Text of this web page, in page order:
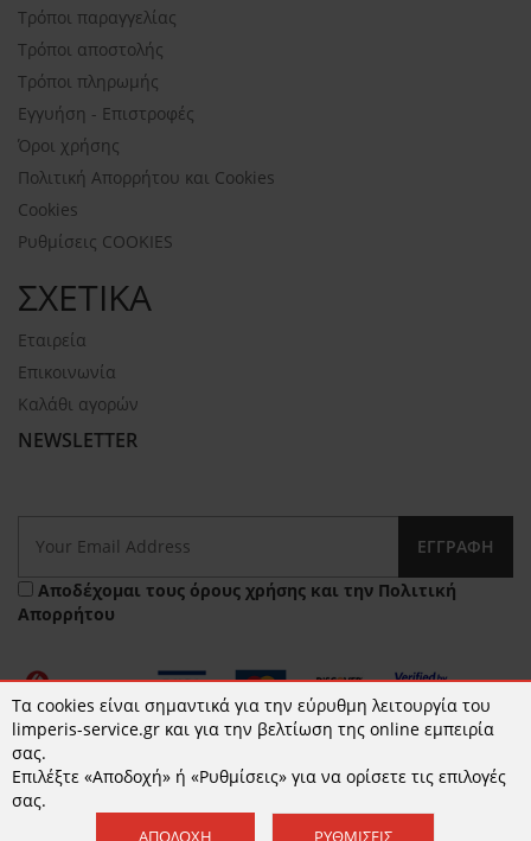
Τρόποι παραγγελίας
Τρόποι αποστολής
Τρόποι πληρωμής
Εγγυήση - Επιστροφές
Όροι χρήσης
Πολιτική Απορρήτου και Cookies
Cookies
Ρυθμίσεις COOKIES
ΣΧΕΤΙΚΑ
Εταιρεία
Επικοινωνία
Καλάθι αγορών
NEWSLETTER
ΕΓΓΡΑΦΉ
Αποδέχομαι τους όρους χρήσης και την Πολιτική
Απορρήτου
© 2026 limperis-service.gr | Κατασκευή ιστοσελίδων -
www.qualityweb.gr
Τα cookies είναι σημαντικά για την εύρυθμη λειτουργία του
limperis-service.gr και για την βελτίωση της online εμπειρία
σας.
Επιλέξτε «Αποδοχή» ή «Ρυθμίσεις» για να ορίσετε τις επιλογές
σας.
ΑΠΟΔΟΧΉ ΡΥΘΜΊΣΕΙΣ